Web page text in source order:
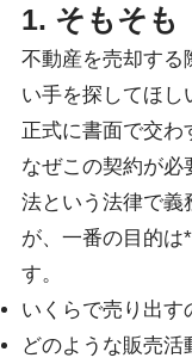
1. そもそも
不動産を売却する
い手を探してほし
正式に書面で交わ
なぜこの契約が必
法という法律で義
が、一番の目的は
す。
いくらで売り出す
どのような販売活